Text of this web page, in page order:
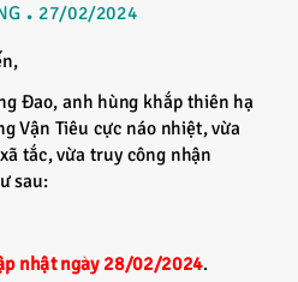
27/02/2024
Đao, anh hùng khắp thiên hạ
Vận Tiêu cực náo nhiệt, vừa
tắc, vừa truy công nhận
sau:
nhật ngày 28/02/2024.